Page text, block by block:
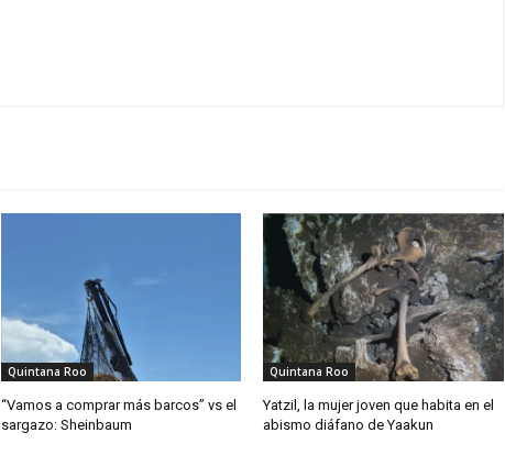
Quintana Roo
“Vamos a comprar más barcos” vs el
sargazo: Sheinbaum
Quintana Roo
Yatzil, la mujer joven que habita en el
abismo diáfano de Yaakun